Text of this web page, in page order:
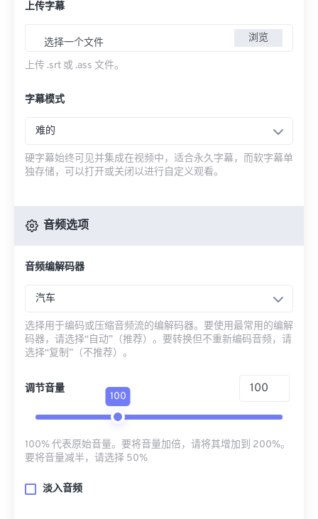
上传字幕
选择一个文件 浏览
上传 .srt 或 .ass 文件。
字幕模式
难的
硬字幕始终可见并集成在视频中，适合永久字幕，而软字幕单
独存储，可以打开或关闭以进行自定义观看。
音频选项
音频编解码器
汽车
选择用于编码或压缩音频流的编解码器。要使用最常用的编解
码器，请选择“自动”（推荐）。要转换但不重新编码音频，请
选择“复制”（不推荐）。
调节音量
100
100% 代表原始音量。要将音量加倍，请将其增加到 200%。
要将音量减半，请选择 50%
淡入音频